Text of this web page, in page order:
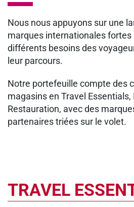
Nous nous appuyons sur une
marques internationales fortes
différents besoins des
leur parcours.
Notre portefeuille compte des
magasins en Travel Essentials,
Restauration, avec des
partenaires triées sur le volet.
TRAVEL